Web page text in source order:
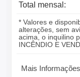
Total mensal:
* Valores e
alterações, sem
acima, o inquilino
INCÊNDIO E
Mais